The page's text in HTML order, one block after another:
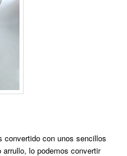
convertido con unos sencillos
arrullo, lo podemos convertir